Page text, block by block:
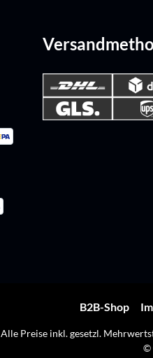
B2B-Shop
Alle Preise inkl. gesetzl.
©